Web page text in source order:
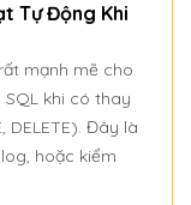
Tự Động Khi
mạnh mẽ cho
khi có thay
DELETE). Đây là
hoặc kiểm